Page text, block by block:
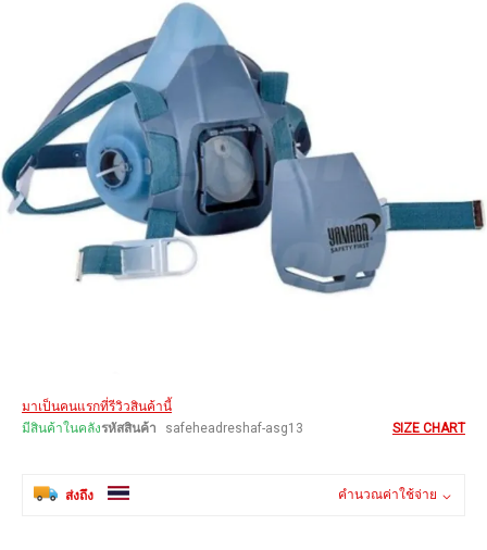
images
มาเป็นคนแรกที่รีวิวสินค้านี้
มีสินค้าในคลังรหัสสินค้า safeheadreshaf-asg13 SIZE CHART
ส่งถึง คำนวณค่าใช้จ่าย